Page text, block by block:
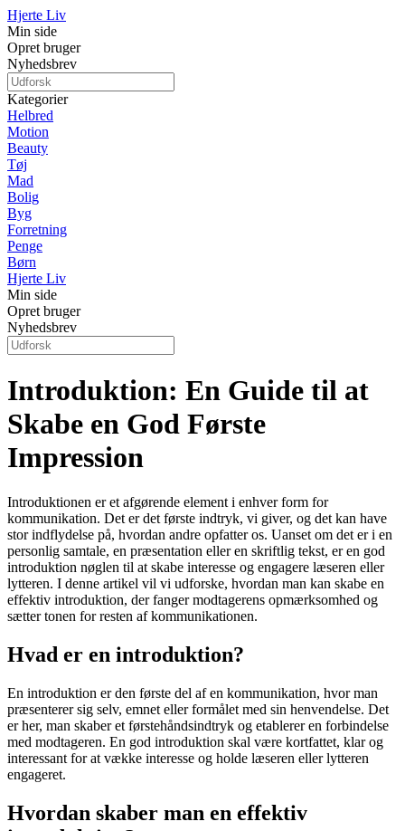
Hjerte Liv
Min side
Opret bruger
Nyhedsbrev
Kategorier
Helbred
Motion
Beauty
Tøj
Mad
Bolig
Byg
Forretning
Penge
Børn
Hjerte Liv
Min side
Opret bruger
Nyhedsbrev
Introduktion: En Guide til at
Skabe en God Første
Impression
Introduktionen er et afgørende element i enhver form for
kommunikation. Det er det første indtryk, vi giver, og det kan have
stor indflydelse på, hvordan andre opfatter os. Uanset om det er i en
personlig samtale, en præsentation eller en skriftlig tekst, er en god
introduktion nøglen til at skabe interesse og engagere læseren eller
lytteren. I denne artikel vil vi udforske, hvordan man kan skabe en
effektiv introduktion, der fanger modtagerens opmærksomhed og
sætter tonen for resten af kommunikationen.
Hvad er en introduktion?
En introduktion er den første del af en kommunikation, hvor man
præsenterer sig selv, emnet eller formålet med sin henvendelse. Det
er her, man skaber et førstehåndsindtryk og etablerer en forbindelse
med modtageren. En god introduktion skal være kortfattet, klar og
interessant for at vække interesse og holde læseren eller lytteren
engageret.
Hvordan skaber man en effektiv